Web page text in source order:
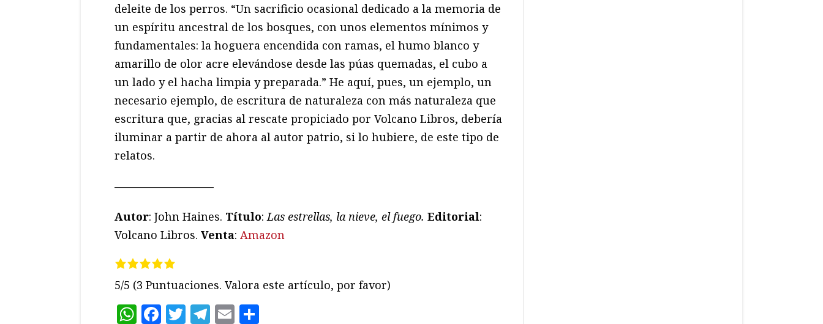
deleite de los perros. “Un sacrificio ocasional dedicado a la memoria de
un espíritu ancestral de los bosques, con unos elementos mínimos y
fundamentales: la hoguera encendida con ramas, el humo blanco y
amarillo de olor acre elevándose desde las púas quemadas, el cubo a
un lado y el hacha limpia y preparada.” He aquí, pues, un ejemplo, un
necesario ejemplo, de escritura de naturaleza con más naturaleza que
escritura que, gracias al rescate propiciado por Volcano Libros, debería
iluminar a partir de ahora al autor patrio, si lo hubiere, de este tipo de
relatos.
—————————
Autor: John Haines. Título:Las estrellas, la nieve, el fuego. Editorial:
Volcano Libros. Venta: Amazon
5/5 (3 Puntuaciones. Valora este artículo, por favor)
WhatsApp
Facebook
Twitter
Telegram
Email